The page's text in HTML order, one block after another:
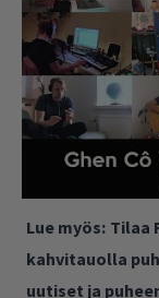
Lue myös: Tilaa
kahvitauolla
uutiset ja